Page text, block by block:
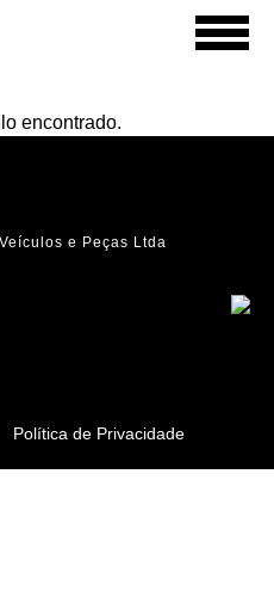
encontrado.
e Peças Ltda
Política de Privacidade